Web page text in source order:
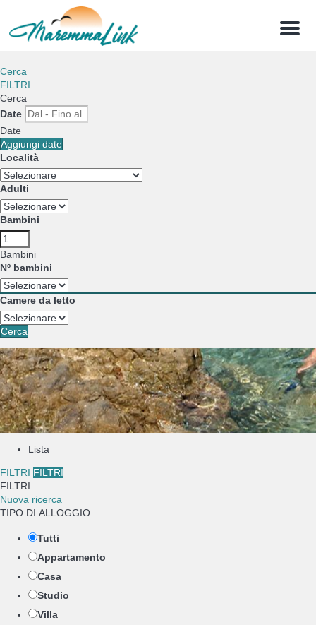
Menu
Cerca
FILTRI
Cerca
Date
Date
Aggiungi date
Località
Adulti
Bambini
Bambini
Nº bambini
Camere da letto
Cerca
Lista
FILTRI FILTRI
FILTRI
Nuova ricerca
TIPO DI ALLOGGIO
Tutti
Appartamento
Casa
Studio
Villa